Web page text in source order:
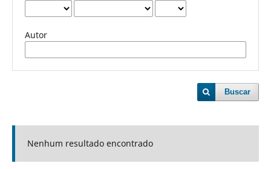
Autor
Buscar
Nenhum resultado encontrado